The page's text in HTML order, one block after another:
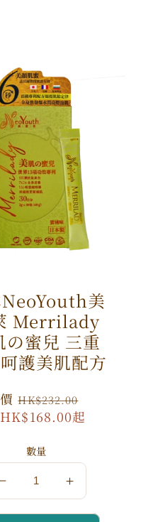
NeoYouth美
Merrilady
の蜜兒 三重
護美肌配方
HK$232.00
起
數量
量
量